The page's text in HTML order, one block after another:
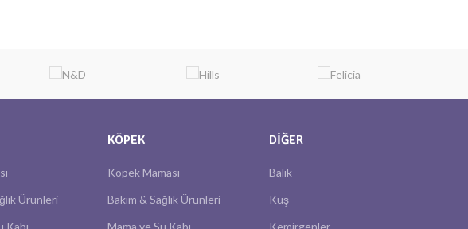
Ürünleri
KÖPEK
Köpek Maması
Bakım & Sağlık Ürünleri
DIĞER
Balık
Kuş